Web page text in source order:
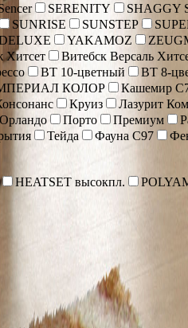
SERENITY SHAGGY
SUNRISE SUNSTEP
YAKAMOZ
Хитсет Витебск Версаль
ВТ 10-цветный ВТ 8-
КОЛОР Кашемир
Круиз Лазурит
Орландо Порто Премиум
Тейда Фауна С97
HEATSET высокпл.